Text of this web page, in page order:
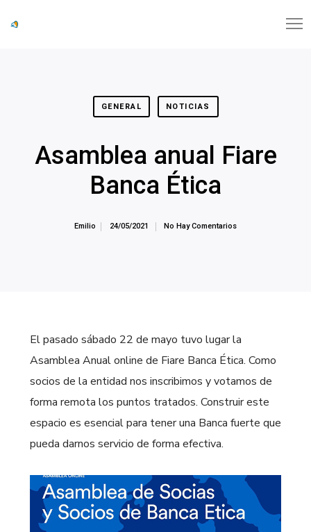
GENERAL NOTICIAS
Asamblea anual Fiare
Banca Ética
Emilio 24/05/2021 No Hay Comentarios
El pasado sábado 22 de mayo tuvo lugar la
Asamblea Anual online de Fiare Banca Ética. Como
socios de la entidad nos inscribimos y votamos de
forma remota los puntos tratados. Construir este
espacio es esencial para tener una Banca fuerte que
pueda darnos servicio de forma efectiva.